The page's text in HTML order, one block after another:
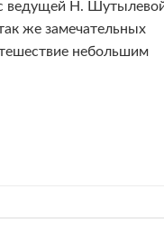
ведущей Н.
же замечательных
небольшим